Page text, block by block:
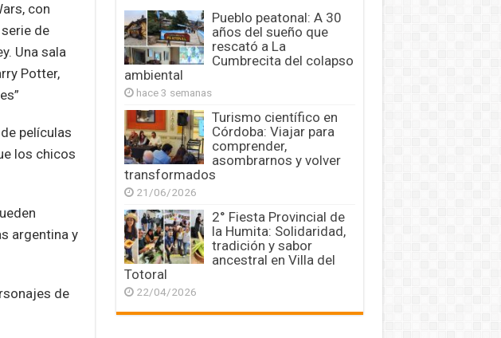
con
de
Una sala
Potter,
películas
los chicos
argentina y
de
Pueblo peatonal: A 30
años del sueño que
rescató a La
Cumbrecita del colapso
ambiental
hace 3 semanas
Turismo científico en
Córdoba: Viajar para
comprender,
asombrarnos y volver
transformados
21/06/2026
2° Fiesta Provincial de
la Humita: Solidaridad,
tradición y sabor
ancestral en Villa del
Totoral
22/04/2026